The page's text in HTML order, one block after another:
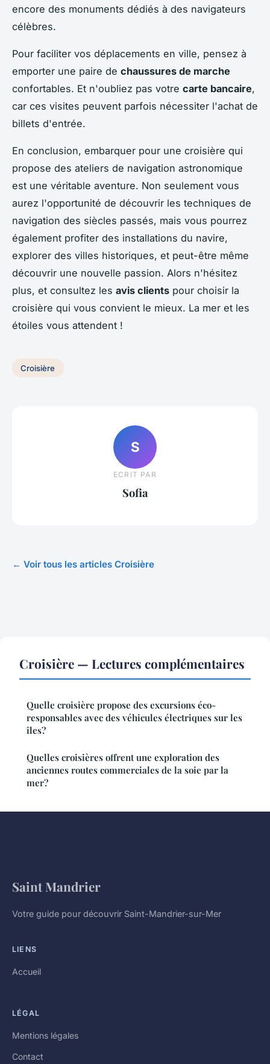
encore des monuments dédiés à des navigateurs
célèbres.
Pour faciliter vos déplacements en ville, pensez à
emporter une paire de chaussures de marche
confortables. Et n'oubliez pas votre carte bancaire,
car ces visites peuvent parfois nécessiter l'achat de
billets d'entrée.
En conclusion, embarquer pour une croisière qui
propose des ateliers de navigation astronomique
est une véritable aventure. Non seulement vous
aurez l'opportunité de découvrir les techniques de
navigation des siècles passés, mais vous pourrez
également profiter des installations du navire,
explorer des villes historiques, et peut-être même
découvrir une nouvelle passion. Alors n'hésitez
plus, et consultez les avis clients pour choisir la
croisière qui vous convient le mieux. La mer et les
étoiles vous attendent !
Croisière
S
ECRIT PAR
Sofia
← Voir tous les articles Croisière
Croisière — Lectures complémentaires
Quelle croisière propose des excursions éco-
responsables avec des véhicules électriques sur les
îles?
Quelles croisières offrent une exploration des
anciennes routes commerciales de la soie par la
mer?
Saint Mandrier
Votre guide pour découvrir Saint-Mandrier-sur-Mer
LIENS
Accueil
LÉGAL
Mentions légales
Contact